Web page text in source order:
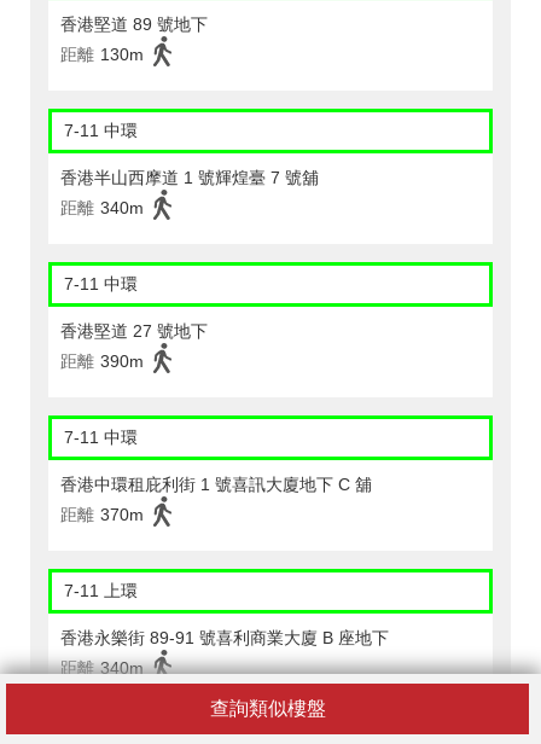
查詢類似樓盤
香港堅道 89 號地下
距離 130m
7-11 中環
香港半山西摩道 1 號輝煌臺 7 號舖
距離 340m
7-11 中環
香港堅道 27 號地下
距離 390m
7-11 中環
香港中環租庇利街 1 號喜訊大廈地下 C 舖
距離 370m
7-11 上環
香港永樂街 89-91 號喜利商業大廈 B 座地下
距離 340m